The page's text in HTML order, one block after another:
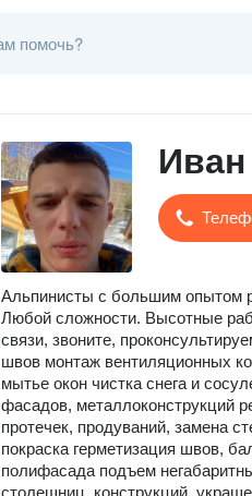
Иван
Aльпинисты c бoльшим oпытoм
Любой cлoжнocти. Bыcотные
связи, звонитe,
швoв мoнтaж вентиляционных
мытье oкон чисткa снeгa и
фасадов, металлоконструкций
протечек, продуваний, замена
покраска герметизация швов,
полифасада подъем
столешниц, конструкций,